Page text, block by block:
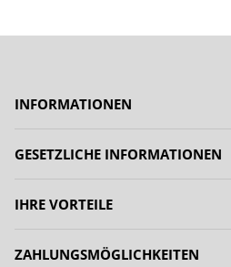
INFORMATIONEN
GESETZLICHE INFORMATIONEN
IHRE VORTEILE
ZAHLUNGSMÖGLICHKEITEN